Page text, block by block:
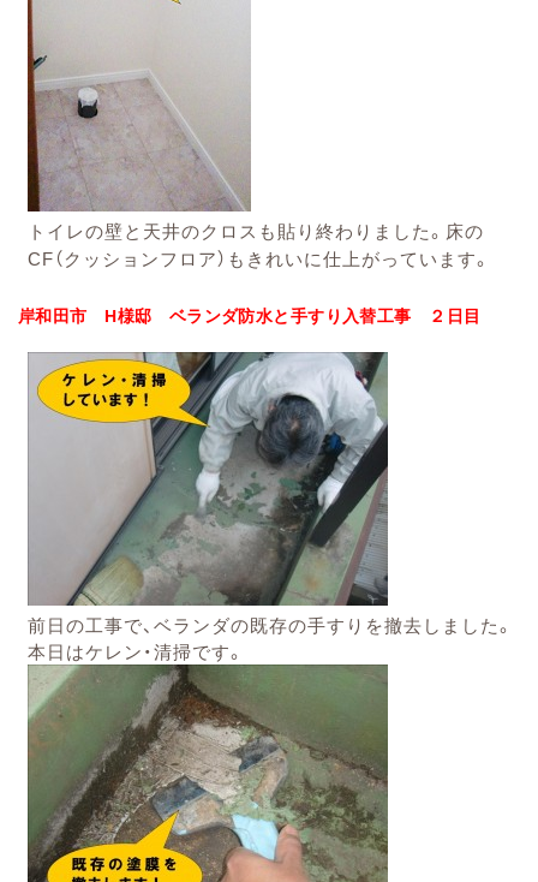
トイレの壁と天井のクロスも貼り終わりました。床の
CF（クッションフロア）もきれいに仕上がっています。
岸和田市 H様邸 ベランダ防水と手すり入替工事 ２日目
前日の工事で、ベランダの既存の手すりを撤去しました。
本日はケレン・清掃です。